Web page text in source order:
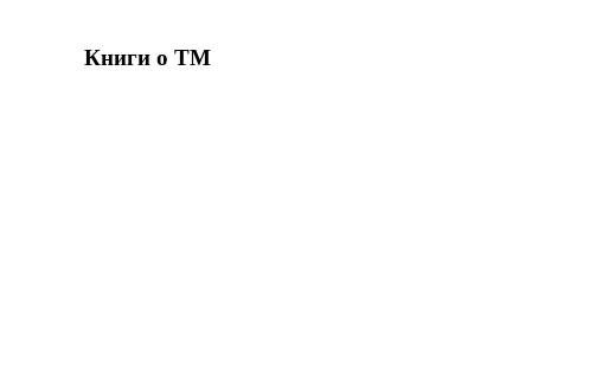
Книги о ТМ